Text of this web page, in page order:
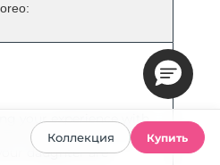
Коллекция Купить